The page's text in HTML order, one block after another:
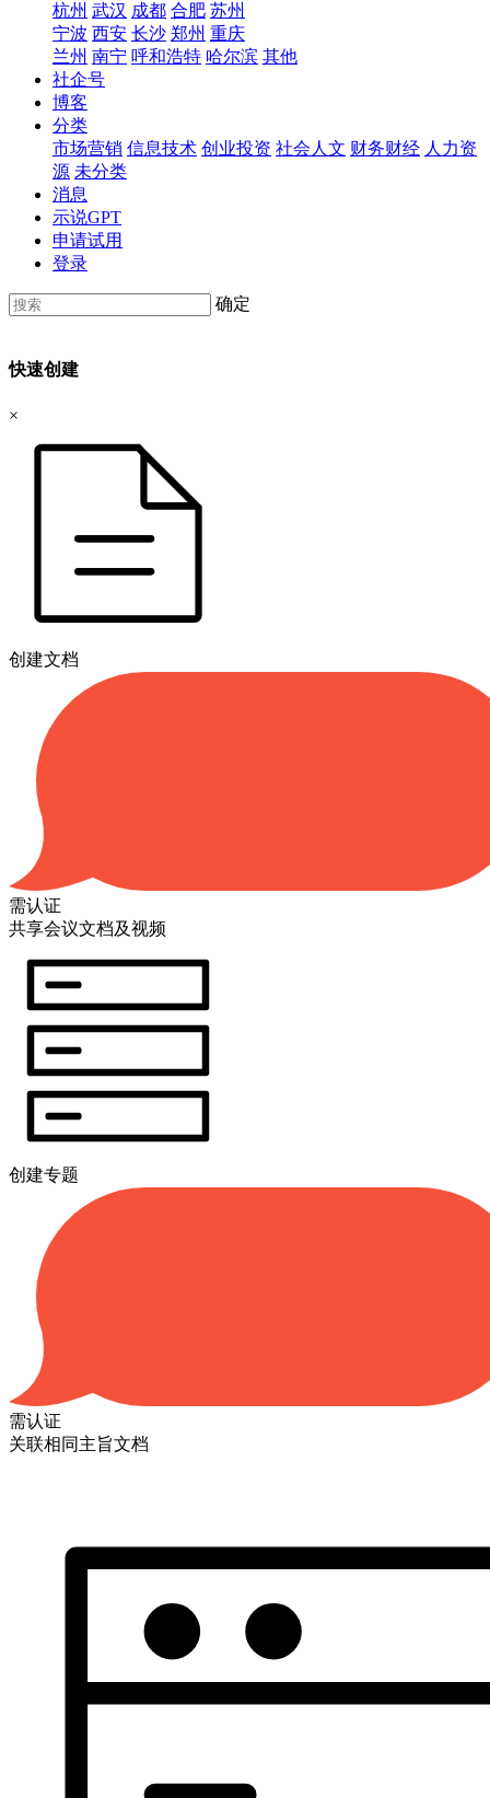
杭州 武汉 成都 合肥 苏州
宁波 西安 长沙 郑州 重庆
兰州 南宁 呼和浩特 哈尔滨 其他
社企号
博客
分类
市场营销 信息技术 创业投资 社会人文 财务财经 人力资
源 未分类
消息
示说GPT
申请试用
登录
确定
快速创建
×
创建文档
需认证
共享会议文档及视频
创建专题
需认证
关联相同主旨文档